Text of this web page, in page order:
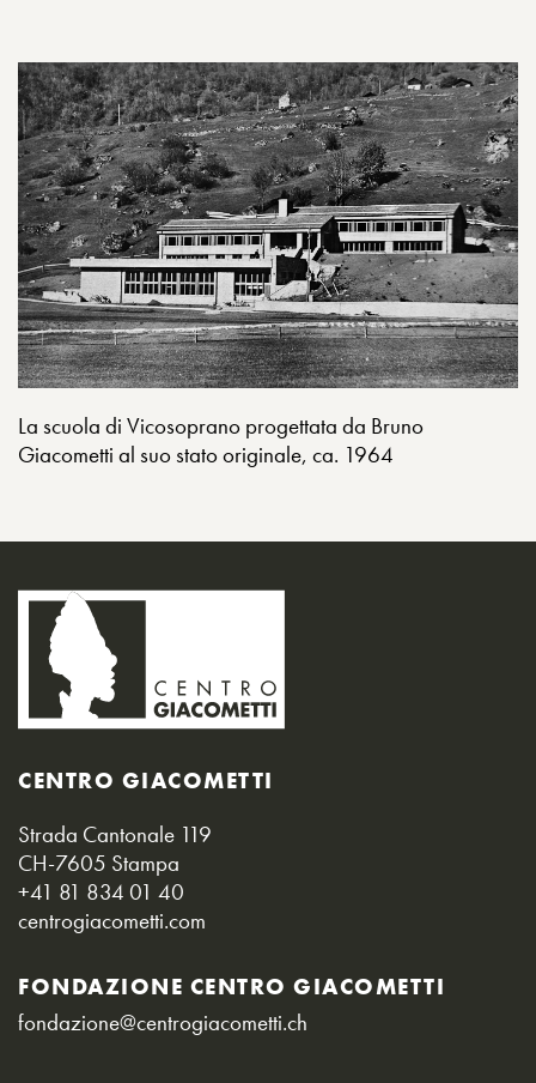
La scuola di Vicosoprano progettata da Bruno
Giacometti al suo stato originale, ca. 1964
CENTRO GIACOMETTI
Strada Cantonale 119
CH-7605 Stampa
+41 81 834 01 40
centrogiacometti.com
FONDAZIONE CENTRO GIACOMETTI
fondazione@centrogiacometti.ch